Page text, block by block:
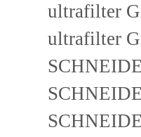
ultrafilter
ultrafilter